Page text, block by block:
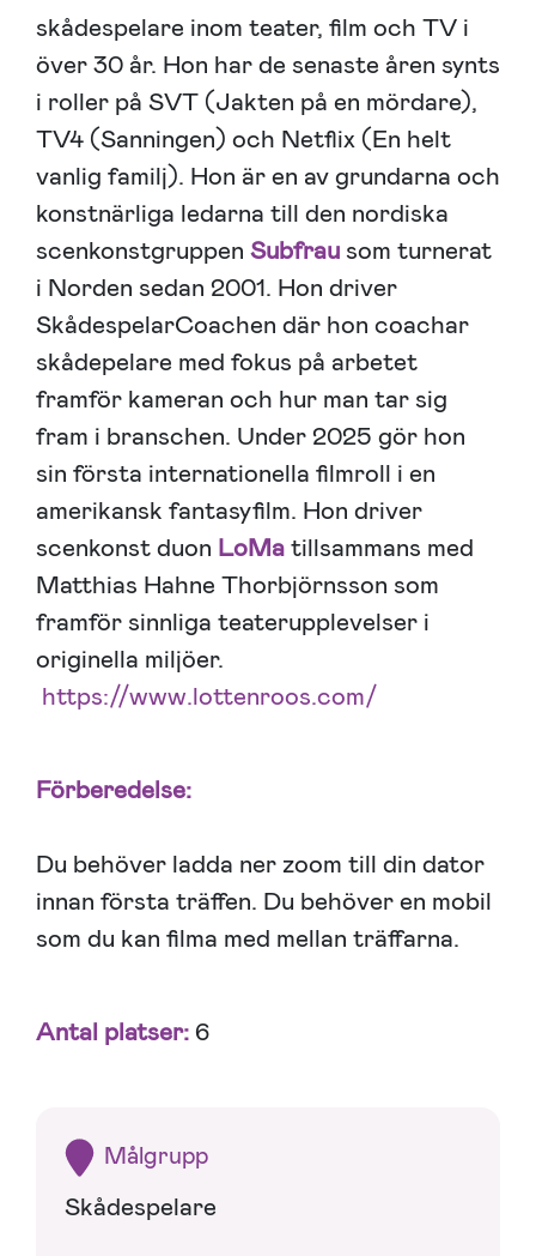
skådespelare inom teater, film och TV i
över 30 år. Hon har de senaste åren synts
i roller på SVT (Jakten på en mördare),
TV4 (Sanningen) och Netflix (En helt
vanlig familj). Hon är en av grundarna och
konstnärliga ledarna till den nordiska
scenkonstgruppen Subfrausom turnerat
i Norden sedan 2001. Hon driver
SkådespelarCoachen där hon coachar
skådepelare med fokus på arbetet
framför kameran och hur man tar sig
fram i branschen. Under 2025 gör hon
sin första internationella filmroll i en
amerikansk fantasyfilm. Hon driver
scenkonst duon LoMatillsammans med
Matthias Hahne Thorbjörnsson som
framför sinnliga teaterupplevelser i
originella miljöer.
https://www.lottenroos.com/
Förberedelse:
Du behöver ladda ner zoom till din dator
innan första träffen. Du behöver en mobil
som du kan filma med mellan träffarna.
Antal platser:6
Målgrupp
Skådespelare